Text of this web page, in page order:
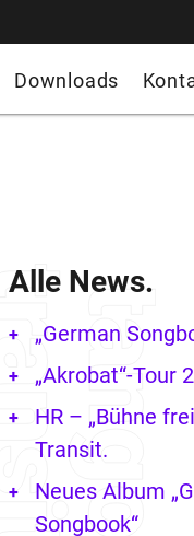
Downloads
Alle News.
„German
„Akrobat“-Tour
HR – „Bühne
Transit.
Neues Album
Songbook“